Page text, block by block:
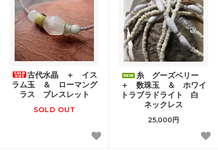
古代水晶 ＋ イス
ラム玉 ＆ ローマング
ラス ブレスレット
SOLD OUT
糸 グーズベリー
＋ 数珠玉 ＆ ホワイ
トラブラドライト 白
ネックレス
25,000円